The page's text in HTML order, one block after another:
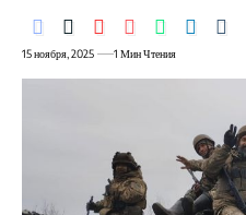
15 ноября, 2025 1 Мин Чтения